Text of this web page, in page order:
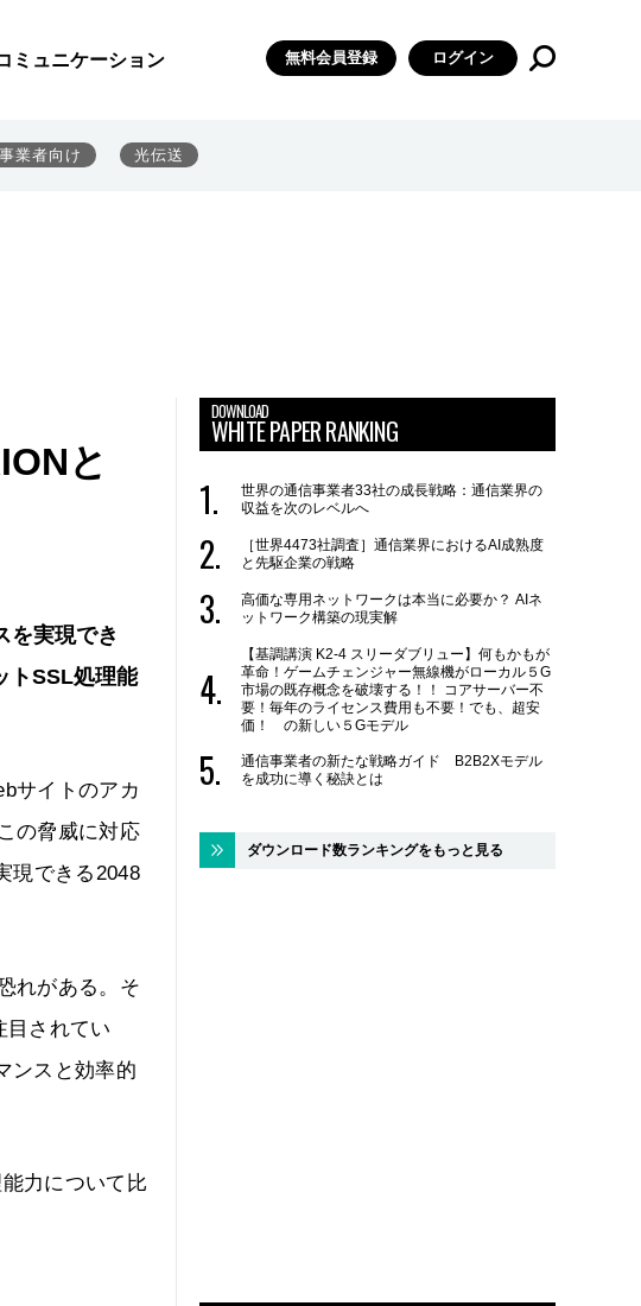
ミュニケーション 無料会員登録 ログイン
業者向け 光伝送
と
を実現でき
トSSL処理能
サイトのアカ
の脅威に対応
現できる2048
れがある。そ
目されてい
ンスと効率的
力について比
DOWNLOAD
WHITE PAPER RANKING
世界の通信事業者33社の成長戦略：通信業界の
収益を次のレベルへ
［世界4473社調査］通信業界におけるAI成熟度
と先駆企業の戦略
高価な専用ネットワークは本当に必要か？ AIネ
ットワーク構築の現実解
【基調講演 K2-4 スリーダブリュー】何もかもが
革命！ゲームチェンジャー無線機がローカル５G
市場の既存概念を破壊する！！ コアサーバー不
要！毎年のライセンス費用も不要！でも、超安
価！ の新しい５Gモデル
通信事業者の新たな戦略ガイド B2B2Xモデル
を成功に導く秘訣とは
ダウンロード数ランキングをもっと見る